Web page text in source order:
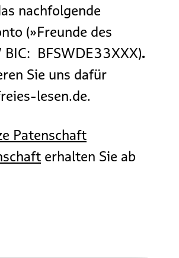
nachfolgende
(»Freunde des
BFSWDE33XXX).
Sie uns dafür
lesen.de.
Patenschaft
erhalten Sie ab